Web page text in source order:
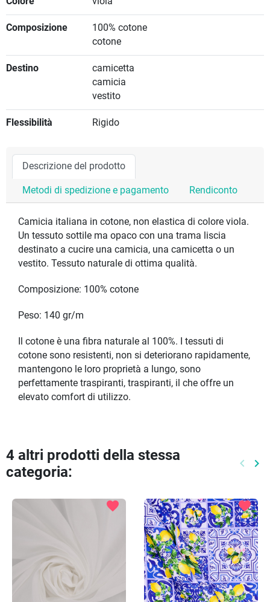
Composizione
100% cotone
cotone
Destino
camicetta
camicia
vestito
Flessibilità Rigido
Descrizione del prodotto
Metodi di spedizione e pagamento Rendiconto
Camicia italiana in cotone, non elastica di colore viola.
Un tessuto sottile ma opaco con una trama liscia
destinato a cucire una camicia, una camicetta o un
vestito. Tessuto naturale di ottima qualità.
Composizione: 100% cotone
Peso: 140 gr/m
Il cotone è una fibra naturale al 100%. I tessuti di
cotone sono resistenti, non si deteriorano rapidamente,
mantengono le loro proprietà a lungo, sono
perfettamente traspiranti, traspiranti, il che offre un
elevato comfort di utilizzo.
4 altri prodotti della stessa
categoria:
keyboard_arrow_left keyboard_arrow_right
favorite favorite